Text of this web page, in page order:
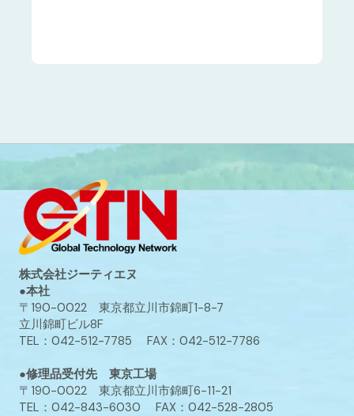
株式会社ジーティエヌ
●本社
〒190-0022 東京都立川市錦町1-8-7
立川錦町ビル8F
TEL：042-512-7785 FAX：042-512-7786
●修理品受付先 東京工場
〒190-0022 東京都立川市錦町6-11-21
TEL：042-843-6030 FAX：042-528-2805